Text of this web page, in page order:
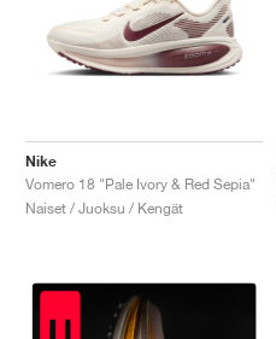
Nike
Vomero 18 "Pale Ivory & Red Sepia"
Naiset / Juoksu / Kengät